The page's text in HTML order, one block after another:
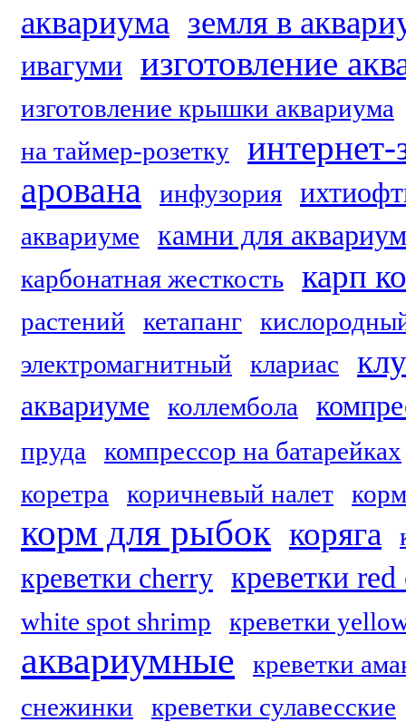
аквариума земля в
ивагуми изготовление
изготовление крышки аквариума
на таймер-розетку
интернет-
арована инфузория
аквариуме камни для
карбонатная жесткость карп
растений кетапанг
электромагнитный
клариас
аквариуме коллембола
пруда
компрессор на батарейках
коретра
коричневый налет
корм для рыбок коряга
креветки cherry креветки
white spot shrimp креветки
аквариумные
креветки
снежинки
креветки сулавесские